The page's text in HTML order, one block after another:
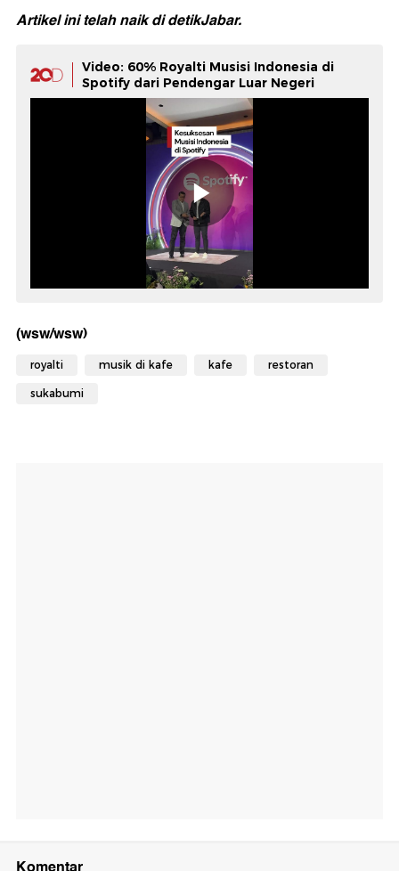
Artikel ini telah naik didetikJabar.
Video: 60% Royalti Musisi Indonesia di
Spotify dari Pendengar Luar Negeri
(wsw/wsw)
royalti musik di kafe kafe restoran
sukabumi